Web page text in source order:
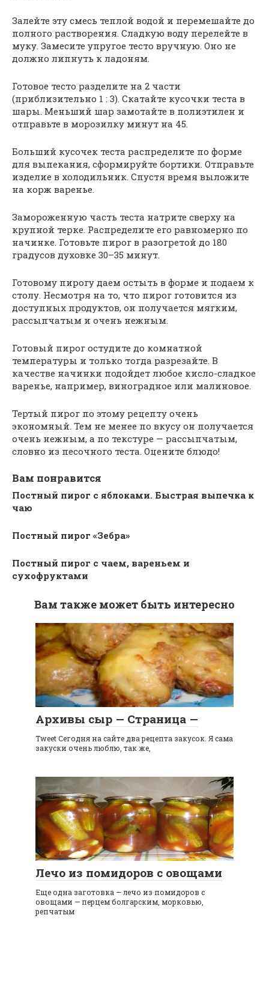
Залейте эту смесь теплой водой и перемешайте до
полного растворения. Сладкую воду перелейте в
муку. Замесите упругое тесто вручную. Оно не
должно липнуть к ладоням.
Готовое тесто разделите на 2 части
(приблизительно 1 : 3). Скатайте кусочки теста в
шары. Меньший шар замотайте в полиэтилен и
отправьте в морозилку минут на 45.
Больший кусочек теста распределите по форме
для выпекания, сформируйте бортики. Отправьте
изделие в холодильник. Спустя время выложите
на корж варенье.
Замороженную часть теста натрите сверху на
крупной терке. Распределите его равномерно по
начинке. Готовьте пирог в разогретой до 180
градусов духовке 30–35 минут.
Готовому пирогу даем остыть в форме и подаем к
столу. Несмотря на то, что пирог готовится из
доступных продуктов, он получается мягким,
рассыпчатым и очень нежным.
Готовый пирог остудите до комнатной
температуры и только тогда разрезайте. В
качестве начинки подойдет любое кисло-сладкое
варенье, например, виноградное или малиновое.
Тертый пирог по этому рецепту очень
экономный. Тем не менее по вкусу он получается
очень нежным, а по текстуре — рассыпчатым,
словно из песочного теста. Оцените блюдо!
Вам понравится
Постный пирог с яблоками. Быстрая выпечка к
чаю
Постный пирог «Зебра»
Постный пирог с чаем, вареньем и
сухофруктами
Вам также может быть интересно
Архивы сыр — Страница —
Tweet Сегодня на сайте два рецепта закусок. Я сама
закуски очень люблю, так же,
Лечо из помидоров с овощами
Еще одна заготовка — лечо из помидоров с
овощами — перцем болгарским, морковью,
репчатым